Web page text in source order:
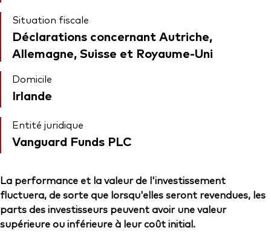
Situation fiscale
Déclarations concernant Autriche,
Allemagne, Suisse et Royaume-Uni
Domicile
Irlande
Entité juridique
Vanguard Funds PLC
La performance et la valeur de l'investissement
fluctuera, de sorte que lorsqu'elles seront revendues, les
parts des investisseurs peuvent avoir une valeur
supérieure ou inférieure à leur coût initial.